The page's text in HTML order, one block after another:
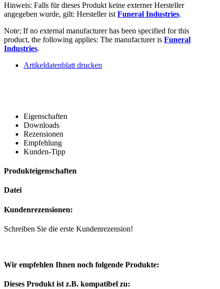
Hinweis: Falls für dieses Produkt keine externer Hersteller
angegeben wurde, gilt: Hersteller ist Funeral Industries.
Note: If no external manufacturer has been specified for this
product, the following applies: The manufacturer is Funeral
Industries.
Artikeldatenblatt drucken
Eigenschaften
Downloads
Rezensionen
Empfehlung
Kunden-Tipp
Produkteigenschaften
Datei
Kundenrezensionen:
Schreiben Sie die erste Kundenrezension!
Wir empfehlen Ihnen noch folgende Produkte:
Dieses Produkt ist z.B. kompatibel zu: